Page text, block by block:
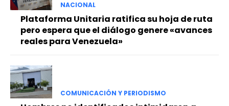
NACIONAL
Plataforma Unitaria ratifica su hoja de ruta
pero espera que el diálogo genere «avances
reales para Venezuela»
COMUNICACIÓN Y PERIODISMO